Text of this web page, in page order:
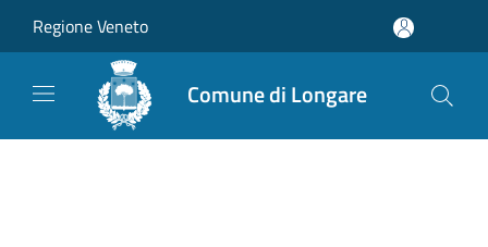
Regione Veneto
Comune di Longare